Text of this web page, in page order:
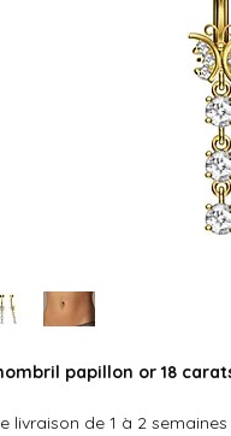
papillon or 18
livraison de 1 à 2